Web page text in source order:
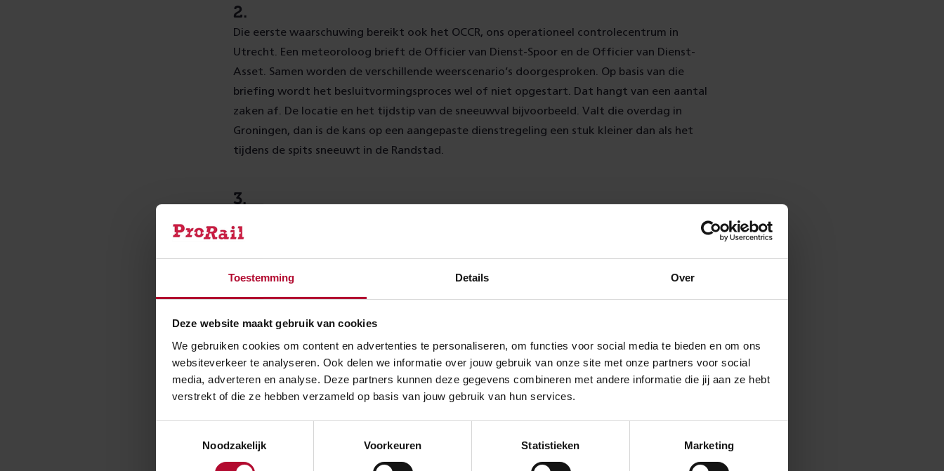
Toestemming Details Over
Deze website maakt gebruik van cookies
We gebruiken cookies om content en advertenties te personaliseren, om functies voor social media te bieden en om ons
websiteverkeer te analyseren. Ook delen we informatie over jouw gebruik van onze site met onze partners voor social
media, adverteren en analyse. Deze partners kunnen deze gegevens combineren met andere informatie die jij aan ze hebt
verstrekt of die ze hebben verzameld op basis van jouw gebruik van hun services.
Noodzakelijk
Voorkeuren Statistieken Marketing
2.
Die eerste waarschuwing bereikt ook het OCCR, ons operationeel controlecentrum in
Utrecht. Een meteoroloog brieft de Officier van Dienst-Spoor en de Officier van Dienst-
Asset. Samen worden de verschillende weerscenario’s doorgesproken. Op basis van die
briefing wordt het besluitvormingsproces wel of niet opgestart. Dat hangt van een aantal
zaken af. De locatie en het tijdstip van de sneeuwval bijvoorbeeld. Valt die overdag in
Groningen, dan is de kans op een aangepaste dienstregeling een stuk kleiner dan als het
tijdens de spits sneeuwt in de Randstad.
3.
middags bijeen. Wordt ’s ochtends het voorgenomen besluit genomen om aangepast te
rijden? Dan hebben we 8 uur nodig voor de voorbereiding. Om 11.00 volgt een geüpdatet
weerbericht en rond 16.00 maken we de definitieve beslissing. Dat doen we dan pas omdat
weersverwachtingen - en zeker sneeuw - grillig zijn. Het voorbereiden van een aangepaste
dienstregeling betekent dus niet altijd uitrollen. Maar het doel is altijd: voorspelbaar
4.
Op de dag dat het gaat sneeuwen staat de hele operatie, inclusief incidentenbestrijders
opgeschaald om alles zo goed mogelijk te laten verlopen. Als de sneeuwval is gaan liggen,
wordt het hele besluitvormingsproces geëvalueerd.